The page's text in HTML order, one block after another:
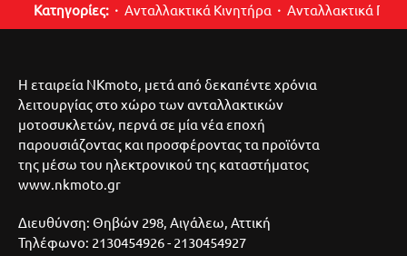
Κατηγορίες: Ανταλλακτικά Κινητήρα Ανταλλακτικά
Η εταιρεία NKmoto, μετά από δεκαπέντε χρόνια
λειτουργίας στο χώρο των ανταλλακτικών
μοτοσυκλετών, περνά σε μία νέα εποχή
παρουσιάζοντας και προσφέροντας τα προϊόντα
της μέσω του ηλεκτρονικού της καταστήματος
www.nkmoto.gr
Διευθύνση: Θηβών 298, Αιγάλεω, Αττική
Τηλέφωνο: 2130454926 - 2130454927